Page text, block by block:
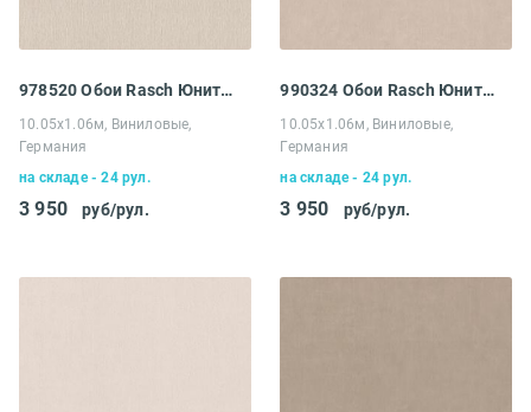
978520 Обои Rasch Юнитекс
10.05х1.06м, Виниловые,
Германия
на складе - 24 рул.
3 950 руб/рул.
990324 Обои Rasch Юнитекс
10.05х1.06м, Виниловые,
Германия
на складе - 24 рул.
3 950 руб/рул.